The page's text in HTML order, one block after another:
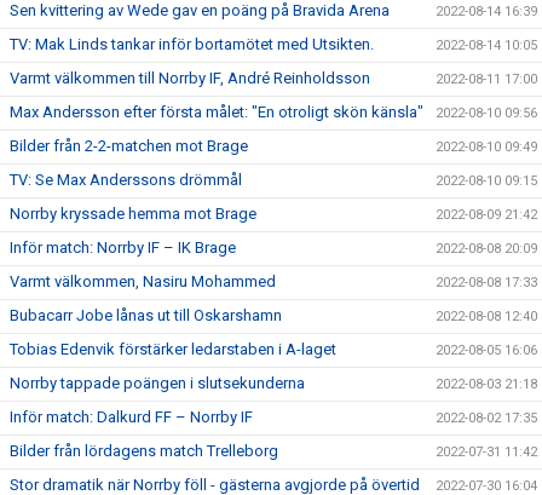
Sen kvittering av Wede gav en poäng på Bravida Arena 2022-08-14 16:39
TV: Mak Linds tankar inför bortamötet med Utsikten. 2022-08-14 10:05
Varmt välkommen till Norrby IF, André Reinholdsson 2022-08-11 17:00
Max Andersson efter första målet: "En otroligt skön känsla" 2022-08-10 09:56
Bilder från 2-2-matchen mot Brage 2022-08-10 09:49
TV: Se Max Anderssons drömmål 2022-08-10 09:15
Norrby kryssade hemma mot Brage 2022-08-09 21:42
Inför match: Norrby IF – IK Brage 2022-08-08 20:09
Varmt välkommen, Nasiru Mohammed 2022-08-08 17:33
Bubacarr Jobe lånas ut till Oskarshamn 2022-08-08 12:40
Tobias Edenvik förstärker ledarstaben i A-laget 2022-08-05 16:06
Norrby tappade poängen i slutsekunderna 2022-08-03 21:18
Inför match: Dalkurd FF – Norrby IF 2022-08-02 17:35
Bilder från lördagens match Trelleborg 2022-07-31 11:42
Stor dramatik när Norrby föll - gästerna avgjorde på övertid 2022-07-30 16:04